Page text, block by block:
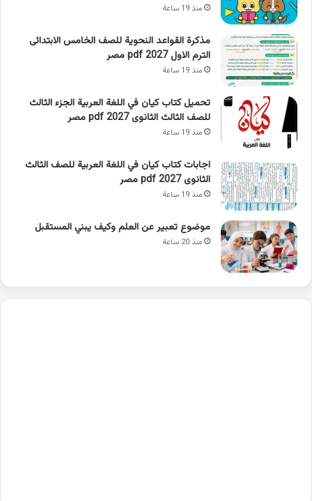
منذ 19 ساعة
مذكرة القواعد النحوية للصف الخامس الابتدائى
الترم الاول 2027 pdf مصر
منذ 19 ساعة
تحميل كتاب كيان في اللغة العربية الجزء الثالث
للصف الثالث الثانوى 2027 pdf مصر
منذ 19 ساعة
اجابات كتاب كيان في اللغة العربية للصف الثالث
الثانوى 2027 pdf مصر
منذ 19 ساعة
موضوع تعبير عن العلم وكيف يبني المستقبل
منذ 20 ساعة